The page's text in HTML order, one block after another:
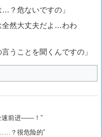
…？危ないですの」
全然大丈夫だよ…わわ
うことを聞くんですの」
速前进——！”
？很危险的”